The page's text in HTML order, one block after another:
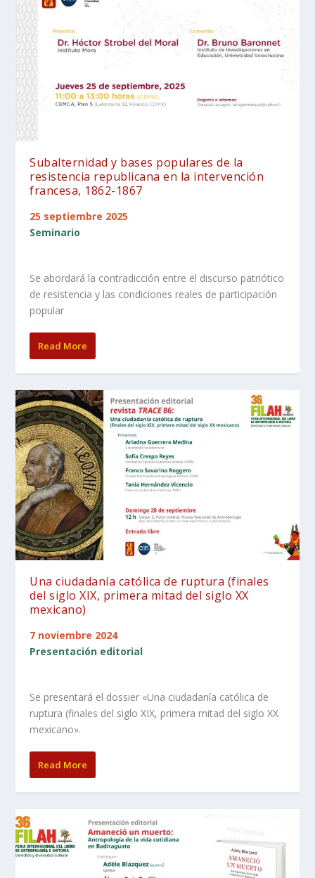
Subalternidad y bases populares de la
resistencia republicana en la intervención
francesa, 1862-1867
25 septiembre 2025
Seminario
Se abordará la contradicción entre el discurso patriótico
de resistencia y las condiciones reales de participación
popular
Read More
Una ciudadanía católica de ruptura (finales
del siglo XIX, primera mitad del siglo XX
mexicano)
7 noviembre 2024
Presentación editorial
Se presentará el dossier «Una ciudadanía católica de
ruptura (finales del siglo XIX, primera mitad del siglo XX
mexicano».
Read More